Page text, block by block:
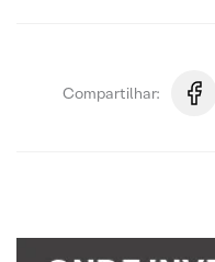
Compartilhar: